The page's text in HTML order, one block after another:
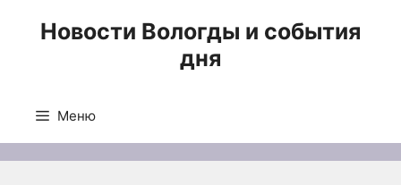
Новости Вологды и события
дня
Меню